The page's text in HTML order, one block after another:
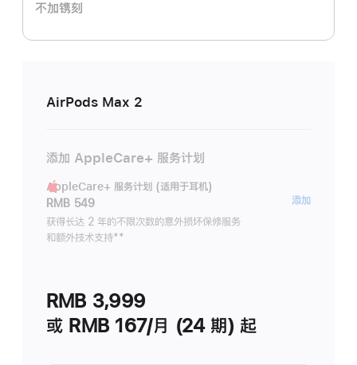
不加镌刻
AirPods Max 2
添加 AppleCare+ 服务计划
AppleCare+ 服务计划 (适用于耳机)
RMB 549
获得长达 2 年的不限次数的意外损坏保修服务
和额外技术支持脚
**
添加
RMB 3,999
或 RMB 167/月 (24 期) 起